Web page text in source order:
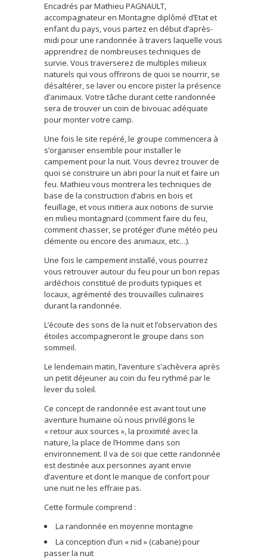
Encadrés par Mathieu PAGNAULT,
accompagnateur en Montagne diplômé d’Etat et
enfant du pays, vous partez en début d’après-
midi pour une randonnée à travers laquelle vous
apprendrez de nombreuses techniques de
survie. Vous traverserez de multiples milieux
naturels qui vous offrirons de quoi se nourrir, se
désaltérer, se laver ou encore pister la présence
d’animaux. Votre tâche durant cette randonnée
sera de trouver un coin de bivouac adéquate
pour monter votre camp.
Une fois le site repéré, le groupe commencera à
s’organiser ensemble pour installer le
campement pour la nuit. Vous devrez trouver de
quoi se construire un abri pour la nuit et faire un
feu. Mathieu vous montrera les techniques de
base de la construction d’abris en bois et
feuillage, et vous initiera aux notions de survie
en milieu montagnard (comment faire du feu,
comment chasser, se protéger d’une météo peu
clémente ou encore des animaux, etc…).
Une fois le campement installé, vous pourrez
vous retrouver autour du feu pour un bon repas
ardéchois constitué de produits typiques et
locaux, agrémenté des trouvailles culinaires
durant la randonnée.
L’écoute des sons de la nuit et l’observation des
étoiles accompagneront le groupe dans son
sommeil.
Le lendemain matin, l’aventure s’achèvera après
un petit déjeuner au coin du feu rythmé par le
lever du soleil.
Ce concept de randonnée est avant tout une
aventure humaine où nous privilégions le
« retour aux sources », la proximité avec la
nature, la place de l’Homme dans son
environnement. Il va de soi que cette randonnée
est destinée aux personnes ayant envie
d’aventure et dont le manque de confort pour
une nuit ne les effraie pas.
Cette formule comprend :
La randonnée en moyenne montagne
La conception d’un « nid » (cabane) pour
passer la nuit